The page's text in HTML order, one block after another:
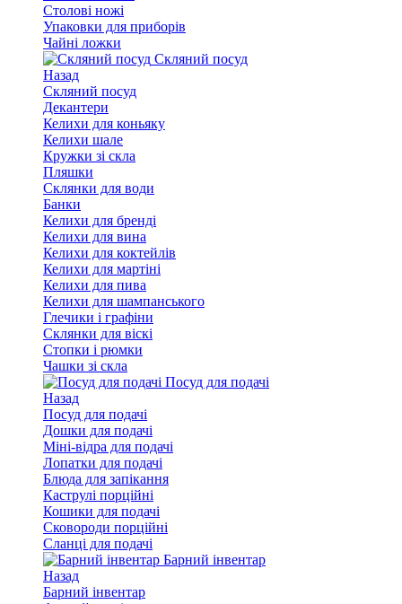
Столові ножі
Упаковки для приборів
Чайні ложки
Скляний посуд
Назад
Скляний посуд
Декантери
Келихи для коньяку
Келихи шале
Кружки зі скла
Пляшки
Склянки для води
Банки
Келихи для бренді
Келихи для вина
Келихи для коктейлів
Келихи для мартіні
Келихи для пива
Келихи для шампанського
Глечики і графіни
Склянки для віскі
Стопки і рюмки
Чашки зі скла
Посуд для подачі
Назад
Посуд для подачі
Дошки для подачі
Міні-відра для подачі
Лопатки для подачі
Блюда для запікання
Каструлі порційні
Кошики для подачі
Сковороди порційні
Сланці для подачі
Барний інвентар
Назад
Барний інвентар